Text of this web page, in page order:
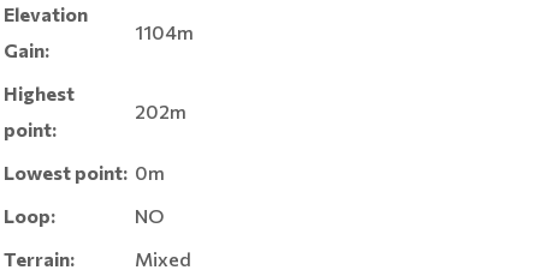
Elevation
Gain:
1104m
Highest
point:
202m
Lowest point: 0m
Loop:
NO
Terrain:
Mixed